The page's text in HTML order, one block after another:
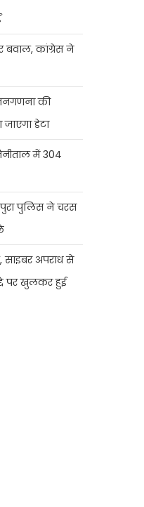
बवाल, कांग्रेस ने
जनगणना की
डेटा
में 304
पुलिस ने चरस
साइबर अपराध से
पर खुलकर हुई